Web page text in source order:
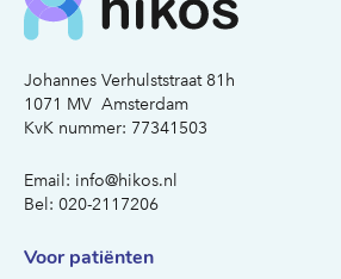
Johannes Verhulststraat 81h
1071 MV Amsterdam
KvK nummer: 77341503
Email: info@hikos.nl
Bel: 020-2117206
Voor patiënten